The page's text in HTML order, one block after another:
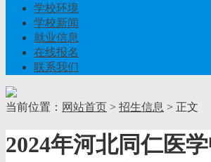
学校环境
学校新闻
就业信息
在线报名
联系我们
当前位置： 网站首页 > 招生信息 > 正文
2024年河北同仁医